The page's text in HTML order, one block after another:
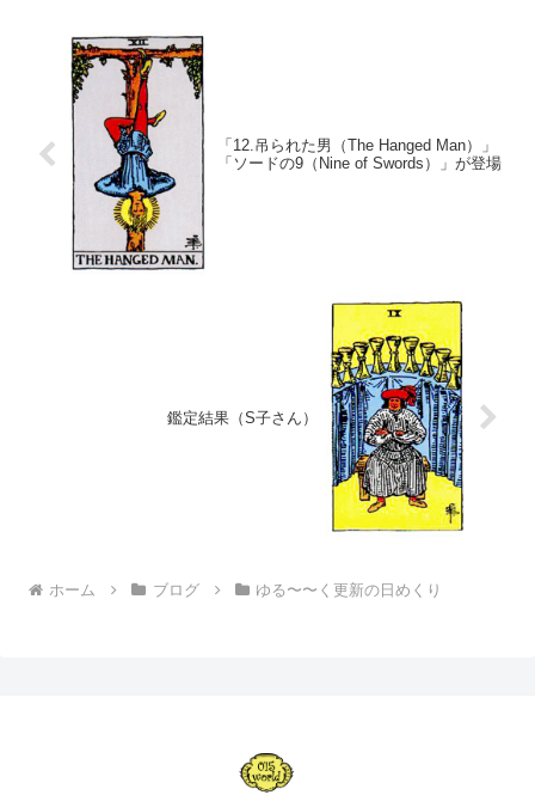
「12.吊られた男（The Hanged Man）」
「ソードの9（Nine of Swords）」が登場
鑑定結果（S子さん）
ホーム ブログ ゆる〜〜く更新の日めくり